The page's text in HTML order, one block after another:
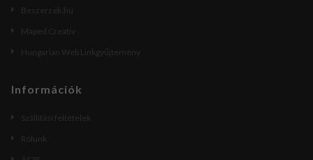
Beszerzek.hu
Maped Creativ
Hungarian Web Linkgyűjtemény
Információk
Szállítási feltételek
Rólunk